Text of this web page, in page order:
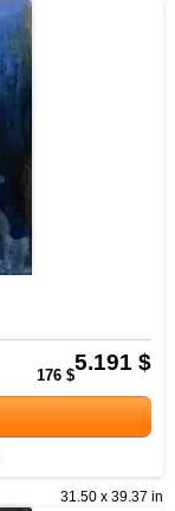
5.191 $
176 $
31.50 x 39.37 in